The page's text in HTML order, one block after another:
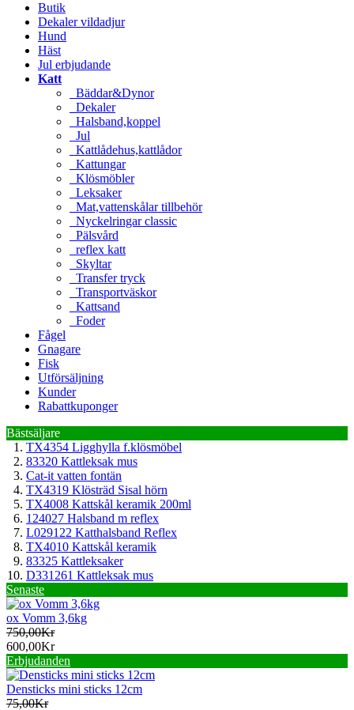
Butik
Dekaler vildadjur
Hund
Häst
Jul erbjudande
Katt
Bäddar&Dynor
Dekaler
Halsband,koppel
Jul
Kattlådehus,kattlådor
Kattungar
Klösmöbler
Leksaker
Mat,vattenskålar tillbehör
Nyckelringar classic
Pälsvård
reflex katt
Skyltar
Transfer tryck
Transportväskor
Kattsand
Foder
Fågel
Gnagare
Fisk
Utförsäljning
Kunder
Rabattkuponger
Bästsäljare
TX4354 Ligghylla f.klösmöbel
83320 Kattleksak mus
Cat-it vatten fontän
TX4319 Klösträd Sisal hörn
TX4008 Kattskål keramik 200ml
124027 Halsband m reflex
L029122 Katthalsband Reflex
TX4010 Kattskål keramik
83325 Kattleksaker
D331261 Kattleksak mus
Senaste
ox Vomm 3,6kg
750,00Kr
600,00Kr
Erbjudanden
Densticks mini sticks 12cm
75,00Kr